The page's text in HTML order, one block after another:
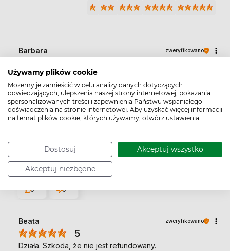
Używamy plików cookie
Możemy je zamieścić w celu analizy danych dotyczących
odwiedzających, ulepszenia naszej strony internetowej, pokazania
spersonalizowanych treści i zapewnienia Państwu wspaniałego
doświadczenia na stronie internetowej. Aby uzyskać więcej informacji
na temat plików cookie, których używamy, otwórz ustawienia.
Dostosuj Akceptuj wszystko
Akceptuj niezbędne
Barbara zweryfikowano
Nie widzę żadnych skutków zażywania po 2
opakowaniu
4/15/2025
0
0
Małgorzata zweryfikowano
5
Skuteczny preparat
3/4/2025
0
0
Beata zweryfikowano
5
Działa. Szkoda, że nie jest refundowany.